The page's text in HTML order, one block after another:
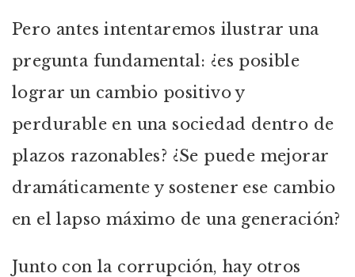
Pero antes intentaremos ilustrar una
pregunta fundamental: ¿es posible
lograr un cambio positivo y
perdurable en una sociedad dentro de
plazos razonables? ¿Se puede mejorar
dramáticamente y sostener ese cambio
en el lapso máximo de una generación?
Junto con la corrupción, hay otros